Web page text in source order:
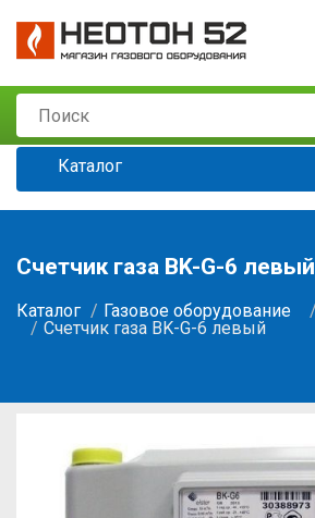
Каталог
Счетчик газа BK-G-6 левый
Каталог Газовое оборудование
Счетчик газа BK-G-6 левый